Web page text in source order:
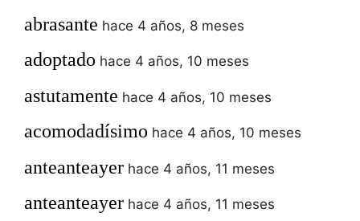
abrasante hace 4 años, 8 meses
adoptado hace 4 años, 10 meses
astutamente hace 4 años, 10 meses
acomodadísimo hace 4 años, 10 meses
anteanteayer hace 4 años, 11 meses
anteanteayer hace 4 años, 11 meses